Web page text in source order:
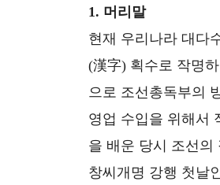
1. 머리말
현재 우리나라 대다
(漢字) 획수로 작명
으로 조선총독부의
영업 수입을 위해서
을 배운 당시 조선의
창씨개명 강행 첫날